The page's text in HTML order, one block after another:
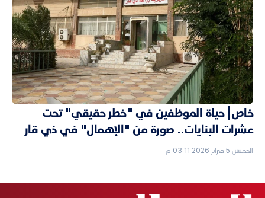
خاص| حياة الموظفين في "خطر حقيقي" تحت
عشرات البنايات.. صورة من "الإهمال" في ذي قار
الخميس 5 فبراير 2026 03:11 م